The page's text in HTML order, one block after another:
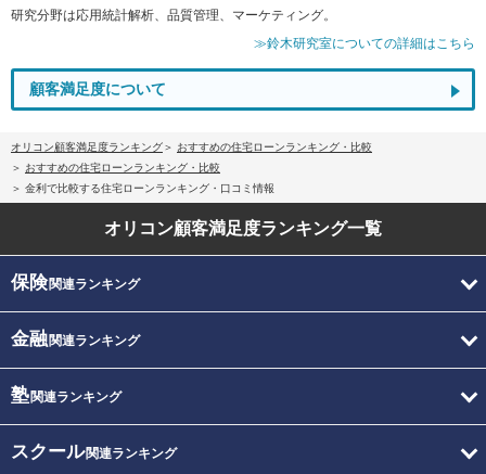
研究分野は応用統計解析、品質管理、マーケティング。
≫鈴木研究室についての詳細はこちら
顧客満足度について
オリコン顧客満足度ランキング
おすすめの住宅ローンランキング・比較
おすすめの住宅ローンランキング・比較
金利で比較する住宅ローンランキング・口コミ情報
オリコン顧客満足度ランキング一覧
保険関連ランキング
金融関連ランキング
塾関連ランキング
スクール関連ランキング